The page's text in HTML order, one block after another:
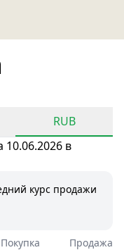
RUB
10.06.2026 в
курс продажи
Покупка
Продажа